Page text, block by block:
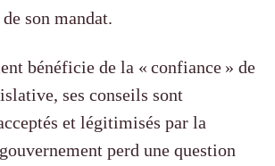
son mandat.
bénéficie de la « confiance » de
ses conseils sont
et légitimisés par la
perd une question